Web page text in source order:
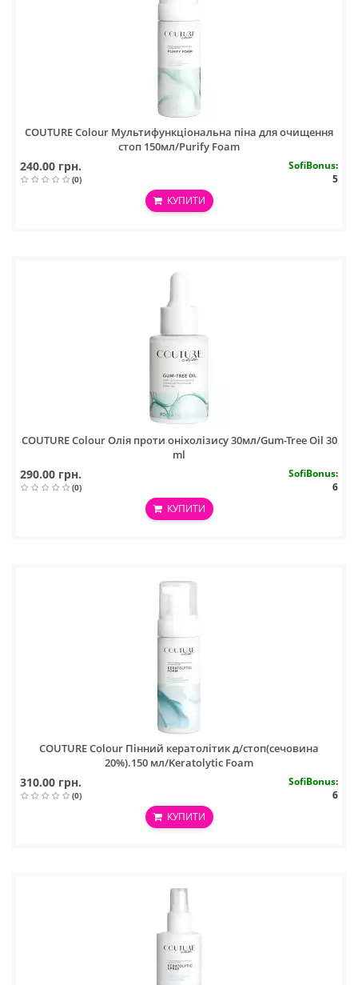
COUTURE Colour Мультифункціональна піна для очищення
стоп 150мл/Purify Foam
240.00 грн.
(0)
SofiBonus:
5
КУПИТИ
COUTURE Colour Олія проти оніхолізису 30мл/Gum-Tree Oil 30
ml
290.00 грн.
(0)
SofiBonus:
6
КУПИТИ
COUTURE Colour Пінний кератолітик д/стоп(сечовина
20%).150 мл/Keratolytic Foam
310.00 грн.
(0)
SofiBonus:
6
КУПИТИ